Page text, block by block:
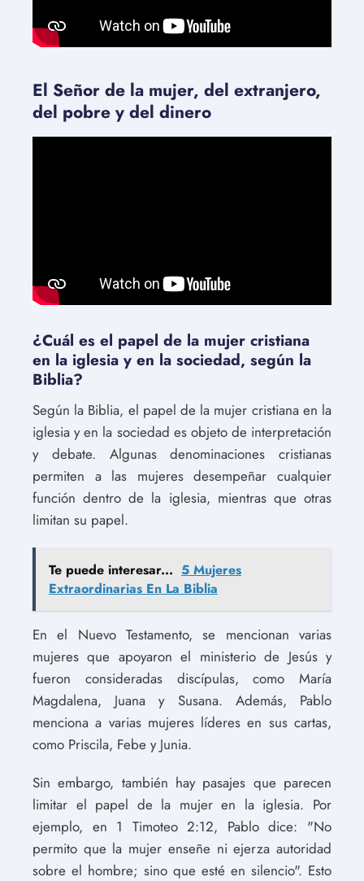
El Señor de la mujer, del extranjero,
del pobre y del dinero
¿Cuál es el papel de la mujer cristiana
en la iglesia y en la sociedad, según la
Biblia?
Según la Biblia, el papel de la mujer cristiana en la
iglesia y en la sociedad es objeto de interpretación
y debate. Algunas denominaciones cristianas
permiten a las mujeres desempeñar cualquier
función dentro de la iglesia, mientras que otras
limitan su papel.
Te puede interesar... 5 Mujeres
Extraordinarias En La Biblia
En el Nuevo Testamento, se mencionan varias
mujeres que apoyaron el ministerio de Jesús y
fueron consideradas discípulas, como María
Magdalena, Juana y Susana. Además, Pablo
menciona a varias mujeres líderes en sus cartas,
como Priscila, Febe y Junia.
Sin embargo, también hay pasajes que parecen
limitar el papel de la mujer en la iglesia. Por
ejemplo, en 1 Timoteo 2:12, Pablo dice: "No
permito que la mujer enseñe ni ejerza autoridad
sobre el hombre; sino que esté en silencio". Esto